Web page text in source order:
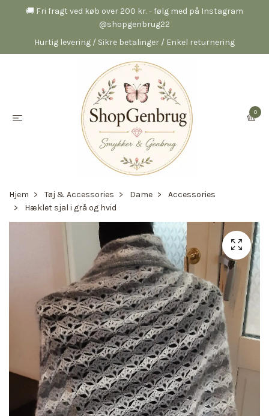
🚚 Fri fragt ved køb over 200 kr. - følg med på Instagram
@shopgenbrug22
Hurtig levering / Sikre betalinger / Enkel returnering
0
Hjem Tøj & Accessories Dame
Accessories
Hæklet sjal i grå og hvid